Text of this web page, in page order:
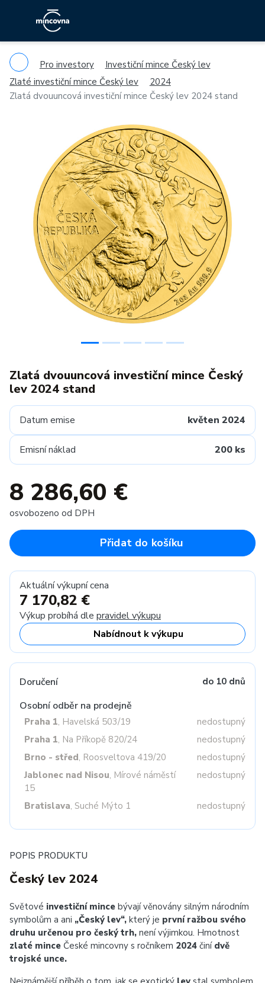
Pro investory
Investiční mince Český lev
Zlaté investiční mince Český lev
2024
Zlatá dvouuncová investiční mince Český lev 2024 stand
Previous
Zlatá dvouuncová investiční mince Český
lev 2024 stand
Datum emise květen 2024
Emisní náklad 200 ks
8 286,60 €
osvobozeno od DPH
Přidat do košíku
Aktuální výkupní cena
7 170,82 €
Výkup probíhá dle pravidel výkupu
Nabídnout k výkupu
Doručení do 10 dnů
Osobní odběr na prodejně
Praha 1, Havelská 503/19
nedostupný
Praha 1, Na Příkopě 820/24
nedostupný
Brno - střed, Roosveltova 419/20
nedostupný
Jablonec nad Nisou, Mírové náměstí
15
nedostupný
Bratislava, Suché Mýto 1 nedostupný
POPIS PRODUKTU
Český lev 2024
Světové investiční mince bývají věnovány silným národním
symbolům a ani „Český lev“, který je první ražbou svého
druhu určenou pro český trh, není výjimkou. Hmotnost
zlaté mince České mincovny s ročníkem 2024 činí dvě
trojské unce.